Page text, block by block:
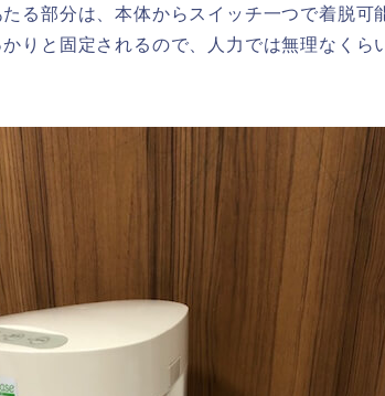
る部分は、本体からスイッチ一つで着脱可
かりと固定されるので、人力では無理なく